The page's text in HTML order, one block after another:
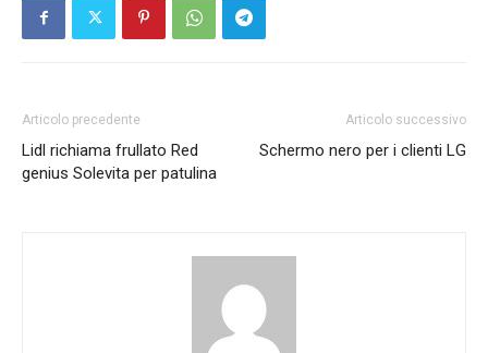
Articolo precedente
Lidl richiama frullato Red
genius Solevita per patulina
Articolo successivo
Schermo nero per i clienti LG